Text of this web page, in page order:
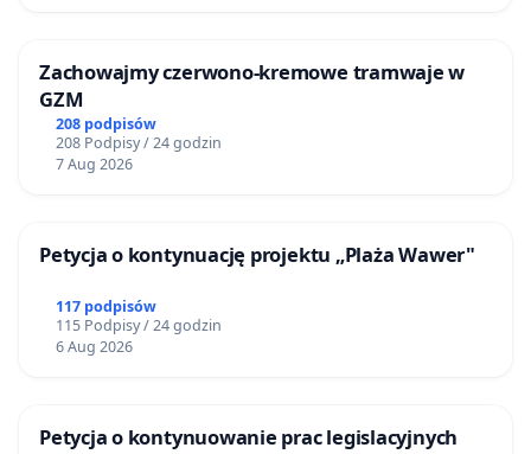
Zachowajmy czerwono-kremowe tramwaje w
GZM
208 podpisów
208 Podpisy / 24 godzin
7 Aug 2026
Petycja o kontynuację projektu „Plaża Wawer"
117 podpisów
115 Podpisy / 24 godzin
6 Aug 2026
Petycja o kontynuowanie prac legislacyjnych